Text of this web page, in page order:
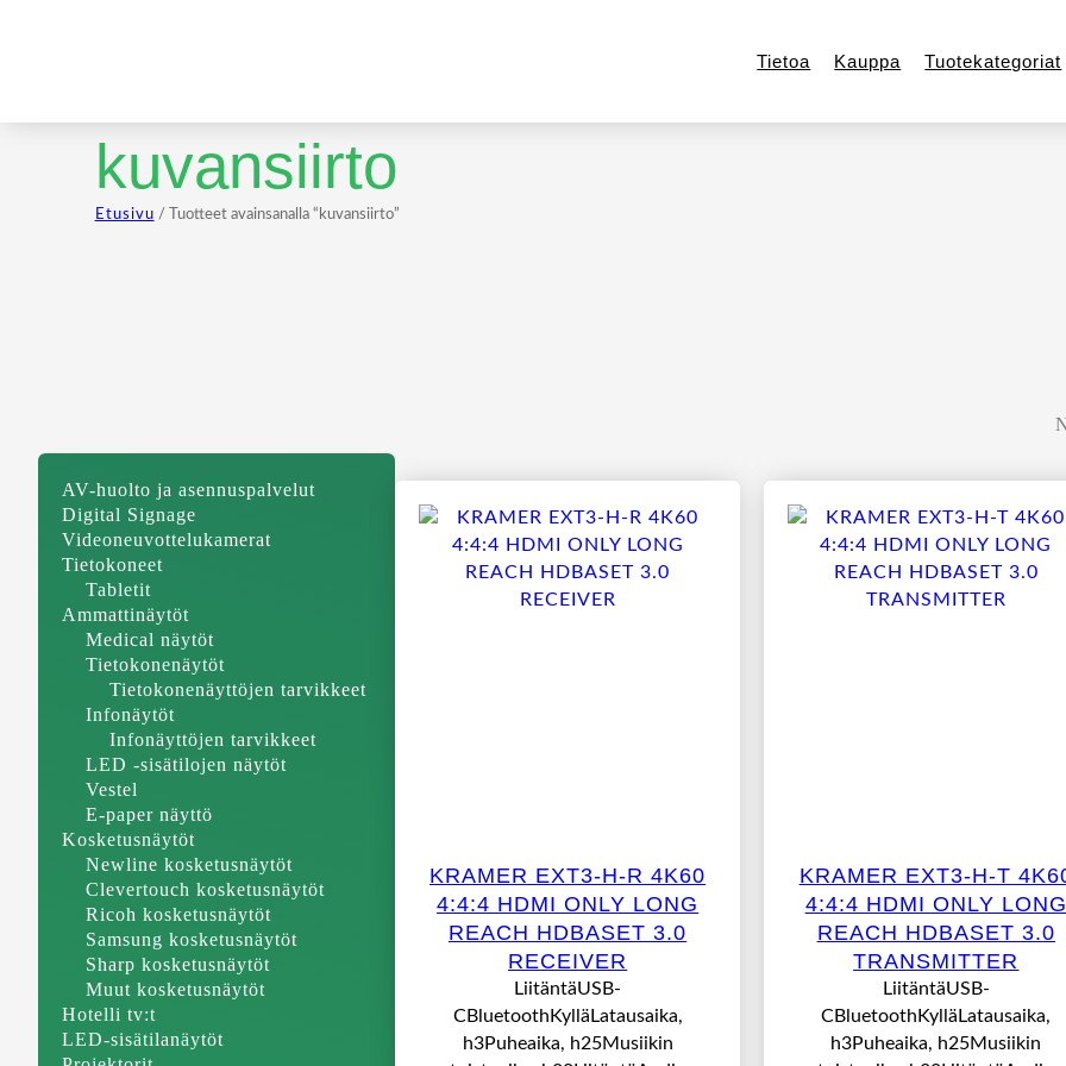
Tietoa Kauppa Tuotekategoriat
kuvansiirto
Etusivu / Tuotteet avainsanalla “kuvansiirto”
AV-huolto ja asennuspalvelut
Digital Signage
Videoneuvottelukamerat
Tietokoneet
Tabletit
Ammattinäytöt
Medical näytöt
Tietokonenäytöt
Tietokonenäyttöjen tarvikkeet
Infonäytöt
Infonäyttöjen tarvikkeet
LED -sisätilojen näytöt
Vestel
E-paper näyttö
Kosketusnäytöt
Newline kosketusnäytöt
Clevertouch kosketusnäytöt
Ricoh kosketusnäytöt
Samsung kosketusnäytöt
Sharp kosketusnäytöt
Muut kosketusnäytöt
Hotelli tv:t
LED-sisätilanäytöt
KRAMER EXT3-H-R 4K60
4:4:4 HDMI ONLY LONG
REACH HDBASET 3.0
RECEIVER
LiitäntäUSB-
CBluetoothKylläLatausaika,
h3Puheaika, h25Musiikin
KRAMER EXT3-H-T
4:4:4 HDMI ONLY LONG
REACH HDBASET 3.0
TRANSMITTER
LiitäntäUSB-
CBluetoothKylläLatausaika,
h3Puheaika, h25Musiikin